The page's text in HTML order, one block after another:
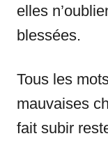
elles
blessées.
Tous les
mauvaises
fait subir